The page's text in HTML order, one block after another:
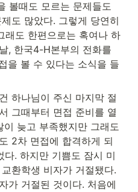
볼때도 모르는 문제들도
도 많았다. 그렇게 당연히
래도 한편으로는 혹여나 하
, 한국4-H본부의 전화를
을 볼 수 있다는 소식을 들
하나님이 주신 마지막 절
그때부터 면접 준비를 열
늦고 부족했지만 그래도
2차 면접에 합격하게 되
. 하지만 기쁨도 잠시 미
환학생 비자가 거절됐다.
가 거절된 것이다. 처음에